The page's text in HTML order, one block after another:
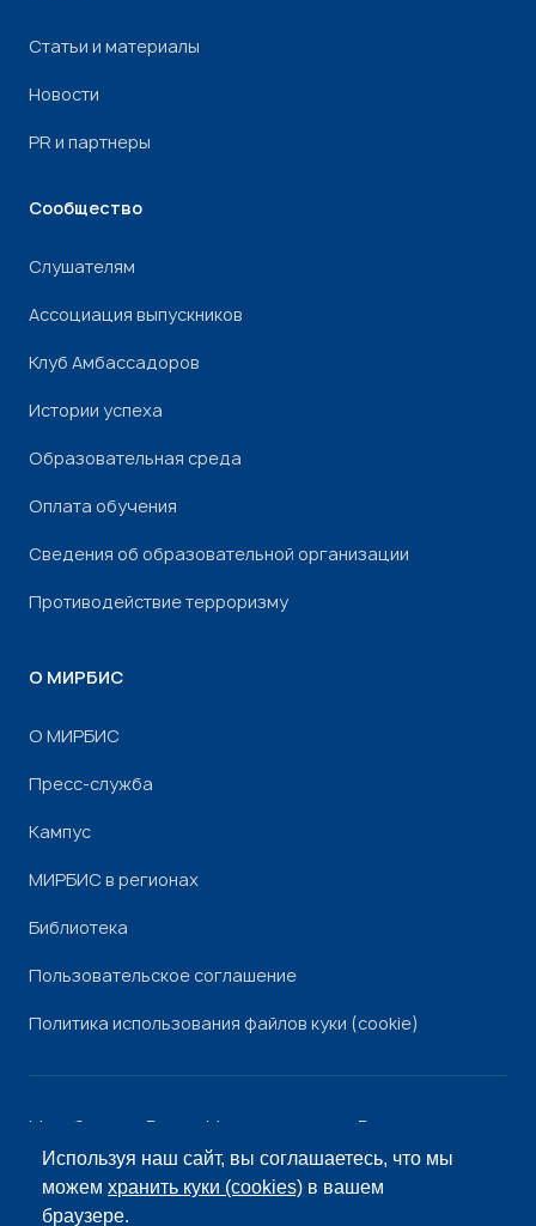
Используя наш сайт, вы соглашаетесь, что мы
можемхранить куки (cookies) в вашем
браузере.
Статьи и материалы
Новости
PR и партнеры
Сообщество
Слушателям
Ассоциация выпускников
Клуб Амбассадоров
Истории успеха
Образовательная среда
Оплата обучения
Сведения об образовательной организации
Противодействие терроризму
О МИРБИС
О МИРБИС
Пресс-служба
Кампус
МИРБИС в регионах
Библиотека
Пользовательское соглашение
Политика использования файлов куки (cookie)
Минобрнауки России Минпросвещения России
РоскомнадзорРособрнадзор
© «МИРБИС», 2026